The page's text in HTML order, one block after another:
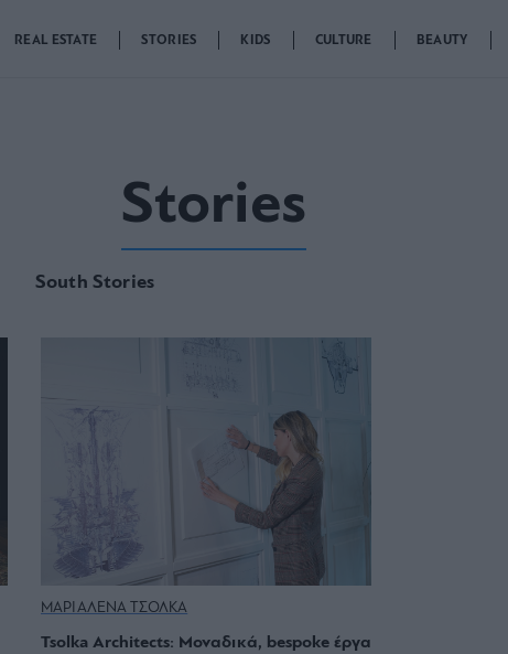
REAL ESTATE STORIES KIDS CULTURE BEAUTY
Stories
South Stories
ΜΑΡΙΑΛΕΝΑ ΤΣΟΛΚΑ
Tsolka Architects: Mοναδικά, bespoke έργα